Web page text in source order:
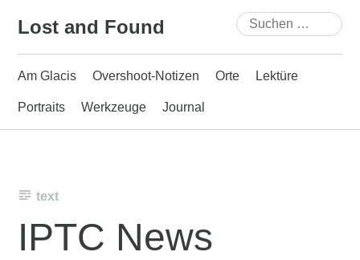
Lost and Found
Suchen
nach:
Am Glacis Overshoot-Notizen Orte Lektüre
Portraits Werkzeuge Journal
text
IPTC News